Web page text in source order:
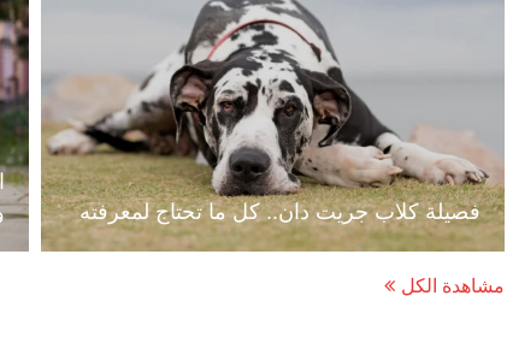
فصيلة كلاب جريت دان.. كل ما تحتاج لمعرفته
مشاهدة الكل